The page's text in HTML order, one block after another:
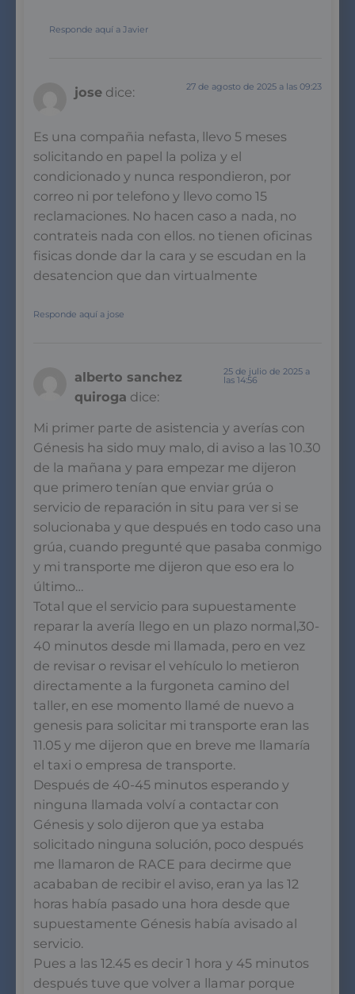
Responde aquí a Javier
jose dice: 27 de agosto de 2025 a las 09:23
Es una compañia nefasta, llevo 5 meses
solicitando en papel la poliza y el
condicionado y nunca respondieron, por
correo ni por telefono y llevo como 15
reclamaciones. No hacen caso a nada, no
contrateis nada con ellos. no tienen oficinas
fisicas donde dar la cara y se escudan en la
desatencion que dan virtualmente
Responde aquí a jose
alberto sanchez
quiroga dice:
25 de julio de 2025 a
las 14:56
Mi primer parte de asistencia y averías con
Génesis ha sido muy malo, di aviso a las 10.30
de la mañana y para empezar me dijeron
que primero tenían que enviar grúa o
servicio de reparación in situ para ver si se
solucionaba y que después en todo caso una
grúa, cuando pregunté que pasaba conmigo
y mi transporte me dijeron que eso era lo
último…
Total que el servicio para supuestamente
reparar la avería llego en un plazo normal,30-
40 minutos desde mi llamada, pero en vez
de revisar o revisar el vehículo lo metieron
directamente a la furgoneta camino del
taller, en ese momento llamé de nuevo a
genesis para solicitar mi transporte eran las
11.05 y me dijeron que en breve me llamaría
el taxi o empresa de transporte.
Después de 40-45 minutos esperando y
ninguna llamada volví a contactar con
Génesis y solo dijeron que ya estaba
solicitado ninguna solución, poco después
me llamaron de RACE para decirme que
acababan de recibir el aviso, eran ya las 12
horas había pasado una hora desde que
supuestamente Génesis había avisado al
servicio.
Pues a las 12.45 es decir 1 hora y 45 minutos
después tuve que volver a llamar porque